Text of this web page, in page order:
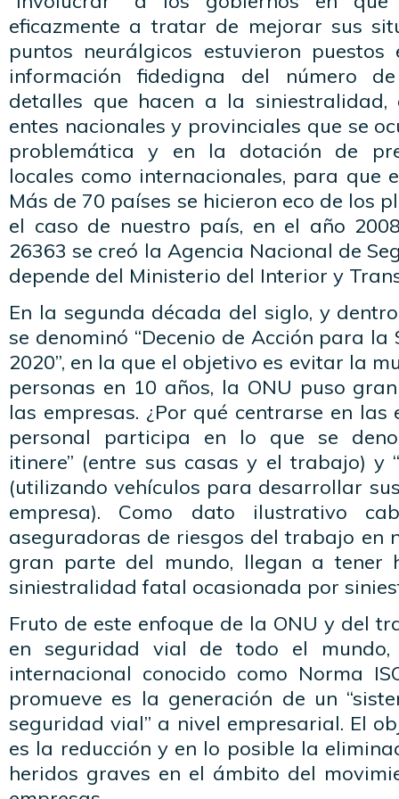
eficazmente a tratar de mejorar sus
puntos neurálgicos estuvieron
información fidedigna del número
detalles que hacen a la siniestralidad,
entes nacionales y provinciales que se
problemática y en la dotación de
locales como internacionales, para que
Más de 70 países se hicieron eco de los
el caso de nuestro país, en el año
26363 se creó la Agencia Nacional de
depende del Ministerio del Interior y
En la segunda década del siglo, y
se denominó “Decenio de Acción para
2020”, en la que el objetivo es evitar la
personas en 10 años, la ONU puso
las empresas. ¿Por qué centrarse en las
personal participa en lo que se
itinere” (entre sus casas y el trabajo) y
(utilizando vehículos para desarrollar
empresa). Como dato ilustrativo
aseguradoras de riesgos del trabajo en
gran parte del mundo, llegan a tener
siniestralidad fatal ocasionada por
Fruto de este enfoque de la ONU y del
en seguridad vial de todo el
internacional conocido como Norma
promueve es la generación de un
seguridad vial” a nivel empresarial. El
es la reducción y en lo posible la
heridos graves en el ámbito del